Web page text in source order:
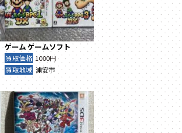
ゲームゲームソフト
買取価格 1000円
買取地域 浦安市